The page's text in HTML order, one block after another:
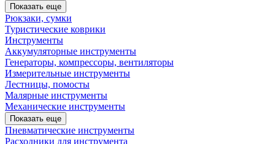
Показать еще
Рюкзаки, сумки
Туристические коврики
Инструменты
Аккумуляторные инструменты
Генераторы, компрессоры, вентиляторы
Измерительные инструменты
Лестницы, помосты
Малярные инструменты
Механические инструменты
Показать еще
Пневматические инструменты
Расходники для инструмента